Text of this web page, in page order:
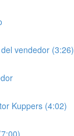
vendedor (3:26)
Kuppers (4:02)